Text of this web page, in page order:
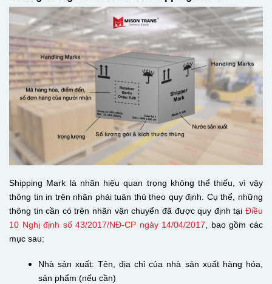
Shipping Mark là nhãn hiệu quan trọng không thể thiếu, vì vậy
thông tin in trên nhãn phải tuân thủ theo quy định. Cụ thể, những
thông tin cần có trên nhãn vận chuyển đã được quy định tại Điều
10 Nghị định số 43/2017/NĐ-CP ngày 14/04/2017, bao gồm các
mục sau:
Nhà sản xuất: Tên, địa chỉ của nhà sản xuất hàng hóa,
sản phẩm (nếu cần)